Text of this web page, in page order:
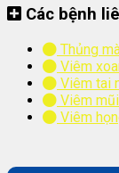
Các bệnh
Thủng
Viêm
Viêm tai
Viêm
Viêm